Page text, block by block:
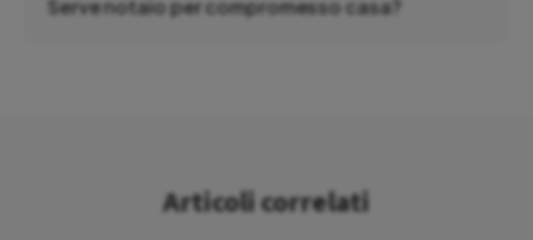
Serve notaio per compromesso casa?
Articoli correlati